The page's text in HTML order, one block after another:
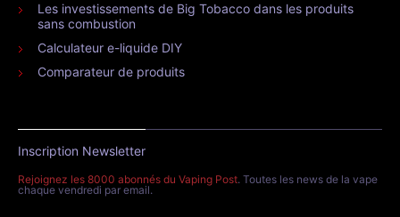
Les investissements de Big Tobacco dans les produits
sans combustion
Calculateur e-liquide DIY
Comparateur de produits
Inscription Newsletter
Rejoignez les 8000 abonnés du Vaping Post. Toutes les news de la vape
chaque vendredi par email.